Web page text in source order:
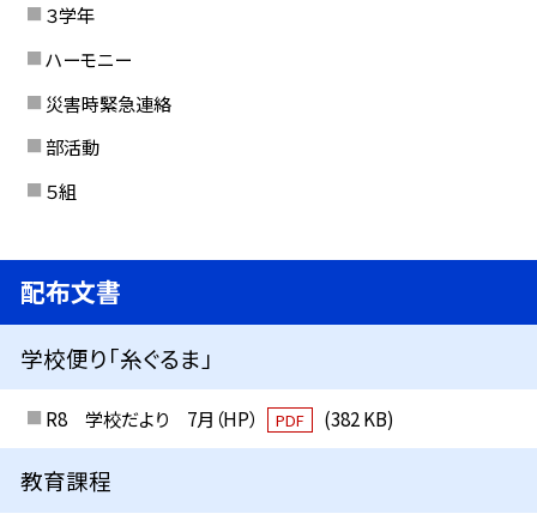
３学年
ハーモニー
災害時緊急連絡
部活動
５組
配布文書
学校便り「糸ぐるま」
R8 学校だより 7月（HP） PDF (382 KB)
教育課程